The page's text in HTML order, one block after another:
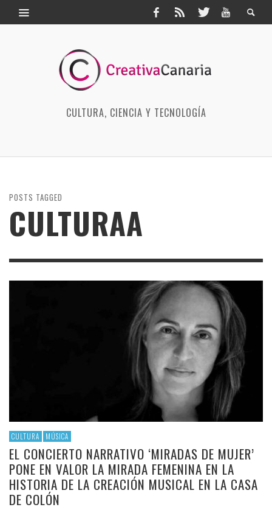
CULTURA, CIENCIA Y TECNOLOGÍA
POSTS TAGGED
CULTURAA
CULTURA MÚSICA
EL CONCIERTO NARRATIVO ‘MIRADAS DE MUJER’
PONE EN VALOR LA MIRADA FEMENINA EN LA
HISTORIA DE LA CREACIÓN MUSICAL EN LA CASA
DE COLÓN